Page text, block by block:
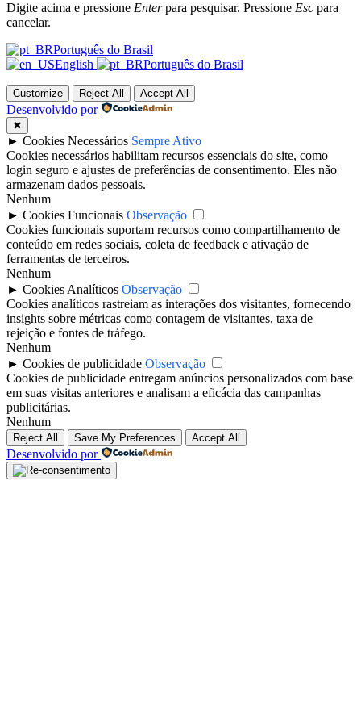
Digite acima e pressione Enterpara pesquisar. Pressione Esc para
cancelar.
Português do Brasil
English
Português do Brasil
Customize Reject All Accept All
Desenvolvido por
✖
► Cookies Necessários Sempre Ativo
Cookies necessários habilitam recursos essenciais do site, como
login seguro e ajustes de preferências de consentimento. Eles não
armazenam dados pessoais.
Nenhum
► Cookies Funcionais Observação
Cookies funcionais suportam recursos como compartilhamento de
conteúdo em redes sociais, coleta de feedback e ativação de
ferramentas de terceiros.
Nenhum
► Cookies Analíticos Observação
Cookies analíticos rastreiam as interações dos visitantes, fornecendo
insights sobre métricas como contagem de visitantes, taxa de
rejeição e fontes de tráfego.
Nenhum
► Cookies de publicidade Observação
Cookies de publicidade entregam anúncios personalizados com base
em suas visitas anteriores e analisam a eficácia das campanhas
publicitárias.
Nenhum
Reject All Save My Preferences Accept All
Desenvolvido por